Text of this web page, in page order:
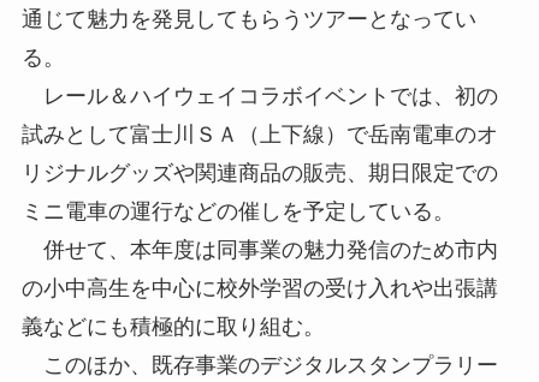
通じて魅力を発見してもらうツアーとなってい
る。
レール＆ハイウェイコラボイベントでは、初の
試みとして富士川ＳＡ（上下線）で岳南電車のオ
リジナルグッズや関連商品の販売、期日限定での
ミニ電車の運行などの催しを予定している。
併せて、本年度は同事業の魅力発信のため市内
の小中高生を中心に校外学習の受け入れや出張講
義などにも積極的に取り組む。
このほか、既存事業のデジタルスタンプラリー